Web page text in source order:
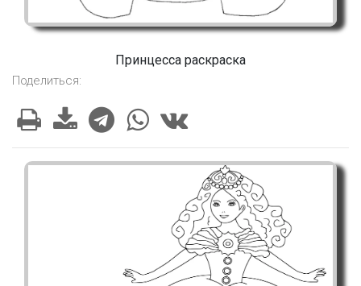
Принцесса раскраска
Поделиться: